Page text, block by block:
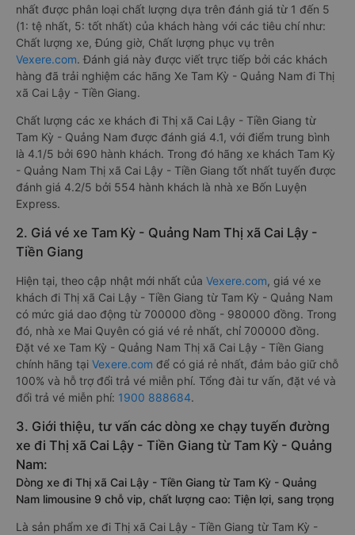
nhất được phân loại chất lượng dựa trên đánh giá từ 1 đến 5
(1: tệ nhất, 5: tốt nhất) của khách hàng với các tiêu chí như:
Chất lượng xe, Đúng giờ, Chất lượng phục vụ trên
Vexere.com. Đánh giá này được viết trực tiếp bởi các khách
hàng đã trải nghiệm các hãng Xe Tam Kỳ - Quảng Nam đi Thị
xã Cai Lậy - Tiền Giang.
Chất lượng các xe khách đi Thị xã Cai Lậy - Tiền Giang từ
Tam Kỳ - Quảng Nam được đánh giá 4.1, với điểm trung bình
là 4.1/5 bởi 690 hành khách. Trong đó hãng xe khách Tam Kỳ
- Quảng Nam Thị xã Cai Lậy - Tiền Giang tốt nhất tuyến được
đánh giá 4.2/5 bởi 554 hành khách là nhà xe Bốn Luyện
Express.
2. Giá vé xe Tam Kỳ - Quảng Nam Thị xã Cai Lậy -
Tiền Giang
Hiện tại, theo cập nhật mới nhất của Vexere.com, giá vé xe
khách đi Thị xã Cai Lậy - Tiền Giang từ Tam Kỳ - Quảng Nam
có mức giá dao động từ 700000 đồng - 980000 đồng. Trong
đó, nhà xe Mai Quyên có giá vé rẻ nhất, chỉ 700000 đồng.
Đặt vé xe Tam Kỳ - Quảng Nam Thị xã Cai Lậy - Tiền Giang
chính hãng tại Vexere.com để có giá rẻ nhất, đảm bảo giữ chỗ
100% và hỗ trợ đổi trả vé miễn phí. Tổng đài tư vấn, đặt vé và
đổi trả vé miễn phí: 1900 888684.
3. Giới thiệu, tư vấn các dòng xe chạy tuyến đường
xe đi Thị xã Cai Lậy - Tiền Giang từ Tam Kỳ - Quảng
Nam:
Dòng xe đi Thị xã Cai Lậy - Tiền Giang từ Tam Kỳ - Quảng
Nam limousine 9 chỗ vip, chất lượng cao: Tiện lợi, sang trọng
Là sản phẩm xe đi Thị xã Cai Lậy - Tiền Giang từ Tam Kỳ -